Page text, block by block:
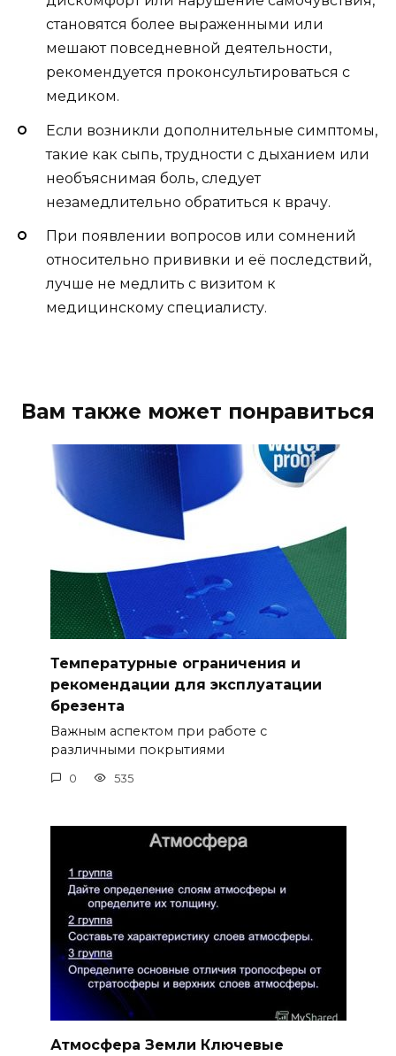
становятся более выраженными или
мешают повседневной деятельности,
рекомендуется проконсультироваться с
медиком.
Если возникли дополнительные симптомы,
такие как сыпь, трудности с дыханием или
необъяснимая боль, следует
незамедлительно обратиться к врачу.
При появлении вопросов или сомнений
относительно прививки и её последствий,
лучше не медлить с визитом к
медицинскому специалисту.
Вам также может понравиться
Температурные ограничения и
рекомендации для эксплуатации
брезента
Важным аспектом при работе с
различными покрытиями
0 535
Атмосфера Земли Ключевые